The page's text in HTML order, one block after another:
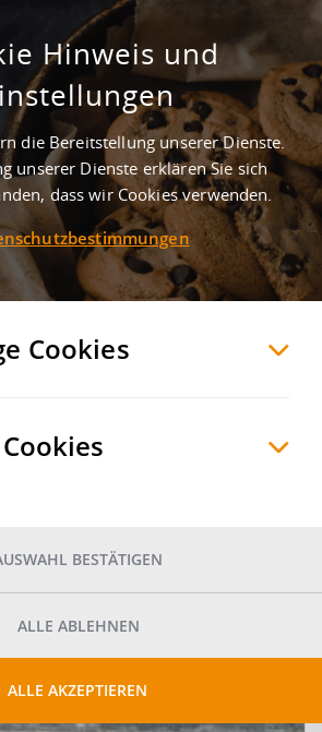
in Liebenburg
Liebenburg
Sie diese Suche als Suchauftrag
informiert werden?
Hinweis und
die Bereitstellung unserer Dienste.
unserer Dienste erklären Sie sich
dass wir Cookies verwenden.
Cookies
BESTÄTIGEN
ALLE ABLEHNEN
ALLE AKZEPTIEREN